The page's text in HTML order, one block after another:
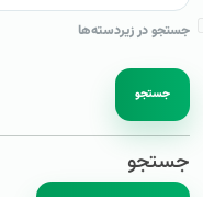
جستجو در زیردسته‌ها
جستجو
جستجو